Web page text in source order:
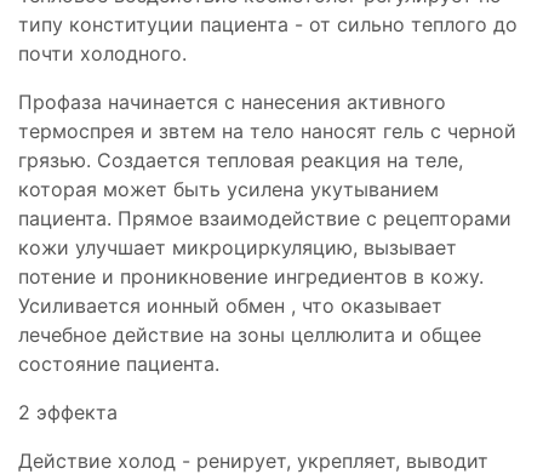
типу конституции пациента - от сильно теплого до
почти холодного.
Профаза начинается с нанесения активного
термоспрея и звтем на тело наносят гель с черной
грязью. Создается тепловая реакция на теле,
которая может быть усилена укутыванием
пациента. Прямое взаимодействие с рецепторами
кожи улучшает микроциркуляцию, вызывает
потение и проникновение ингредиентов в кожу.
Усиливается ионный обмен , что оказывает
лечебное действие на зоны целлюлита и общее
состояние пациента.
2 эффекта
Действие холод - ренирует, укрепляет, выводит